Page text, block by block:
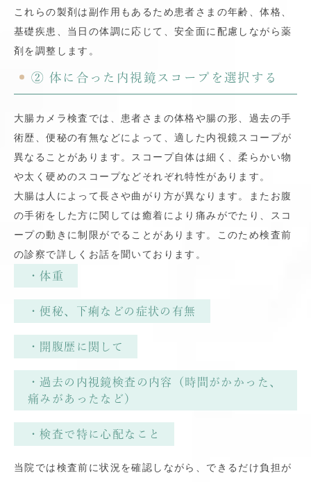
これらの製剤は副作用もあるため患者さまの年齢、体格、
基礎疾患、当日の体調に応じて、安全面に配慮しながら薬
剤を調整します。
② 体に合った内視鏡スコープを選択する
大腸カメラ検査では、患者さまの体格や腸の形、過去の手
術歴、便秘の有無などによって、適した内視鏡スコープが
異なることがあります。スコープ自体は細く、柔らかい物
や太く硬めのスコープなどそれぞれ特性があります。
大腸は人によって長さや曲がり方が異なります。またお腹
の手術をした方に関しては癒着により痛みがでたり、スコ
ープの動きに制限がでることがあります。このため検査前
の診察で詳しくお話を聞いております。
・体重
・便秘、下痢などの症状の有無
・開腹歴に関して
・過去の内視鏡検査の内容（時間がかかった、
痛みがあったなど）
・検査で特に心配なこと
当院では検査前に状況を確認しながら、できるだけ負担が